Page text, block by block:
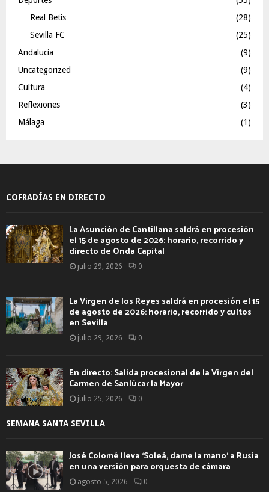
Real Betis
(28)
Sevilla FC
(25)
Andalucía
(9)
Uncategorized
(9)
Cultura
(4)
Reflexiones
(3)
Málaga
(1)
COFRADÍAS EN DIRECTO
La Asunción de Cantillana saldrá en procesión
el 15 de agosto de 2026: horario, recorrido y
directo de Onda Capital
julio 29, 2026 0
La Virgen de los Reyes saldrá en procesión el 15
de agosto de 2026: horario, recorrido y cultos
en Sevilla
julio 29, 2026 0
En directo: Salida procesional de la Virgen del
Carmen de Sanlúcar la Mayor
julio 25, 2026 0
SEMANA SANTA SEVILLA
José Colomé lleva ‘Soleá, dame la mano’ a Rusia
en una versión para orquesta de cámara
agosto 5, 2026 0